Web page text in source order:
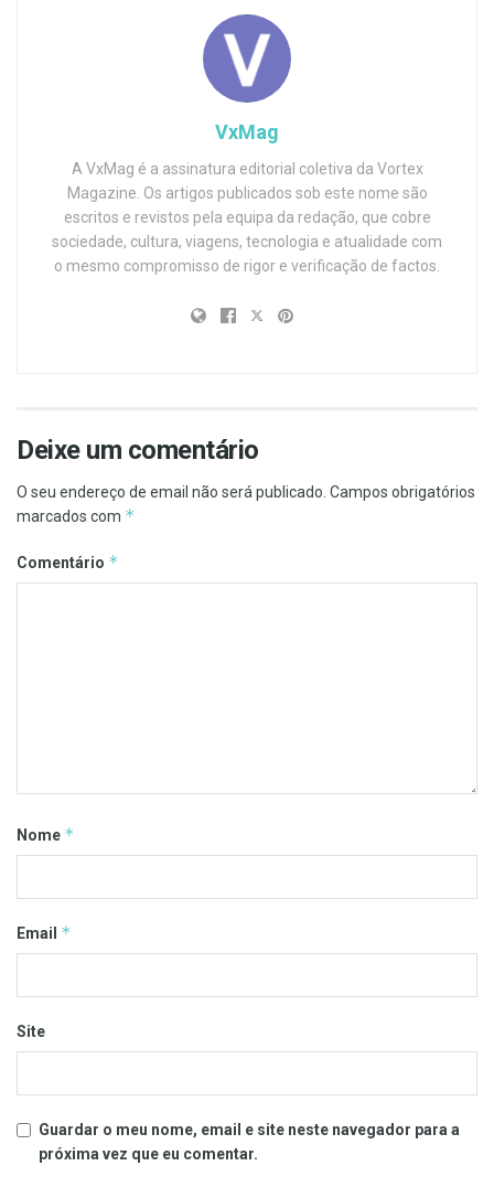
VxMag
A VxMag é a assinatura editorial coletiva da Vortex
Magazine. Os artigos publicados sob este nome são
escritos e revistos pela equipa da redação, que cobre
sociedade, cultura, viagens, tecnologia e atualidade com
o mesmo compromisso de rigor e verificação de factos.
Deixe um comentário
O seu endereço de email não será publicado. Campos obrigatórios
marcados com *
Comentário *
Nome *
Email *
Site
Guardar o meu nome, email e site neste navegador para a
próxima vez que eu comentar.